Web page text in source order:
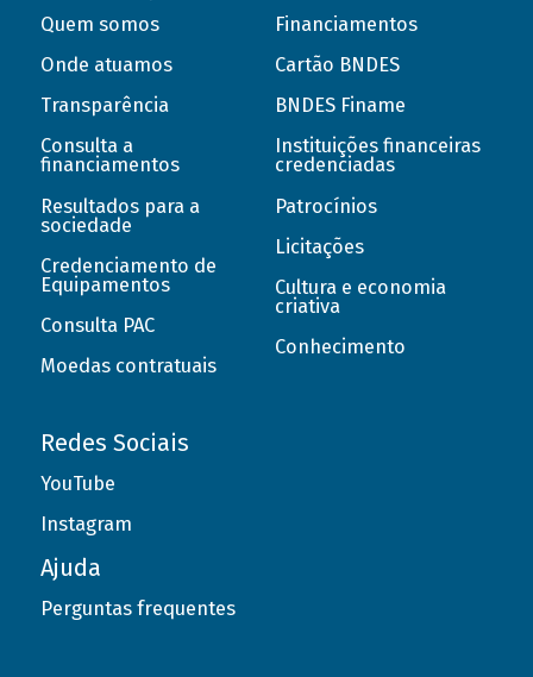
Quem somos
Onde atuamos
Transparência
Consulta a
financiamentos
Resultados para a
sociedade
Credenciamento de
Equipamentos
Consulta PAC
Moedas contratuais
Financiamentos
Cartão BNDES
BNDES Finame
Instituições financeiras
credenciadas
Patrocínios
Licitações
Cultura e economia
criativa
Conhecimento
Redes Sociais
YouTube
Instagram
Ajuda
Perguntas frequentes